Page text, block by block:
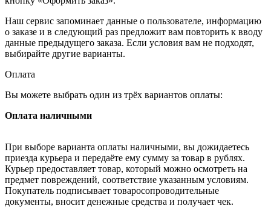
Наш сервис запоминает данные о пользователе, информацию
о заказе и в следующий раз предложит вам повторить к вводу
данные предыдущего заказа. Если условия вам не подходят,
выбирайте другие варианты.
Оплата
Вы можете выбрать один из трёх вариантов оплаты:
Оплата наличными
При выборе варианта оплаты наличными, вы дожидаетесь
приезда курьера и передаёте ему сумму за товар в рублях.
Курьер предоставляет товар, который можно осмотреть на
предмет повреждений, соответствие указанным условиям.
Покупатель подписывает товаросопроводительные
документы, вносит денежные средства и получает чек.